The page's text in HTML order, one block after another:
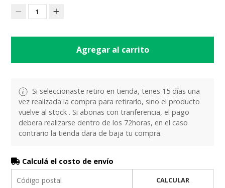
1
Agregar al carrito
Si seleccionaste retiro en tienda, tenes 15 días una
vez realizada la compra para retirarlo, sino el producto
vuelve al stock . Si abonas con tranferencia, el pago
debera realizarse dentro de los 72horas, en el caso
contrario la tienda dara de baja tu compra.
Calculá el costo de envío
CALCULAR